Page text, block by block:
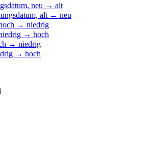
neu → alt
alt → neu
→ niedrig
→ hoch
→ niedrig
→ hoch